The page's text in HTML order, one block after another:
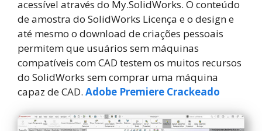
acessível através do My.SolidWorks. O conteúdo
de amostra do SolidWorks Licença e o design e
até mesmo o download de criações pessoais
permitem que usuários sem máquinas
compatíveis com CAD testem os muitos recursos
do SolidWorks sem comprar uma máquina
capaz de CAD. Adobe Premiere Crackeado